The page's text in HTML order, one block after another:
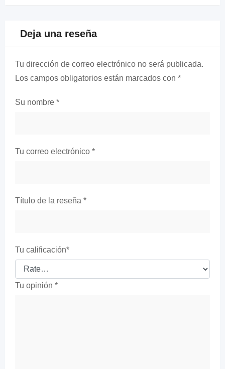
Deja una reseña
Tu dirección de correo electrónico no será publicada.
Los campos obligatorios están marcados con *
Su nombre *
Tu correo electrónico *
Título de la reseña *
Tu calificación*
Tu opinión *